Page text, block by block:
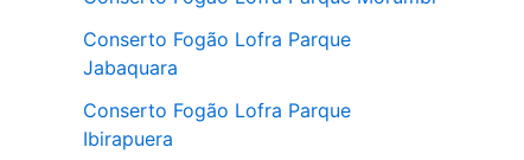
Conserto Fogão Lofra Parque
Jabaquara
Conserto Fogão Lofra Parque
Ibirapuera